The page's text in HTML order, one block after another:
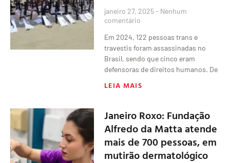
janeiro 27, 2025 Nenhum
comentário
Em 2024, 122 pessoas trans e
travestis foram assassinadas no
Brasil, sendo que cinco eram
defensoras de direitos humanos. De
LEIA MAIS
Janeiro Roxo: Fundação
Alfredo da Matta atende
mais de 700 pessoas, em
mutirão dermatológico